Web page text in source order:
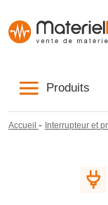
Produits
Accueil - Interrupteur et